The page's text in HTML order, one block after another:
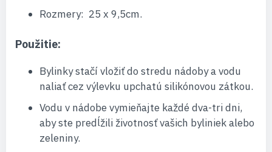
Rozmery: 25 x 9,5cm.
Použitie:
Bylinky stačí vložiť do stredu nádoby a vodu
naliať cez výlevku upchatú silikónovou zátkou.
Vodu v nádobe vymieňajte každé dva-tri dni,
aby ste predĺžili životnosť vašich byliniek alebo
zeleniny.